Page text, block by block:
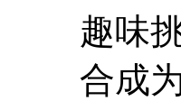
趣味
合成